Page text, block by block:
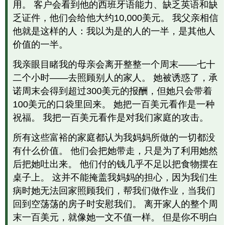
发
布
用。 客户会看到他的西班牙语能力、缺乏英语和缺
乏证件，他们会给他大约10,000美元。 我父亲相信
他就是这样的人：我以为是的人的一半，是其他人
价值的一半。
我亲眼目睹我的母亲会离开整整一个周末——七十
二个小时——去照顾别人的家人。 她被诱惑了，承
诺周末会得到超过300美元的报酬，但她只会带着
100美元的口袋里回来。 她把一百美元看作是一种
祝福。 我把一百美元看作是对我们家庭的攻击。
所有这些富裕的家庭都认为我妈妈所做的一切都没
有什么价值。 他们会把她带走，只是为了利用她然
后把她吐出来。 他们付的钱几乎不足以把食物摆在
桌子上。 这并不能掩盖我妈妈的担心，因为我们生
病时她无法回家照顾我们，帮我们做作业，当我们
回到空荡荡的房子时安慰我们。 离开家人的整个周
末一百美元，就像她一文不值一样。 但是你不明白